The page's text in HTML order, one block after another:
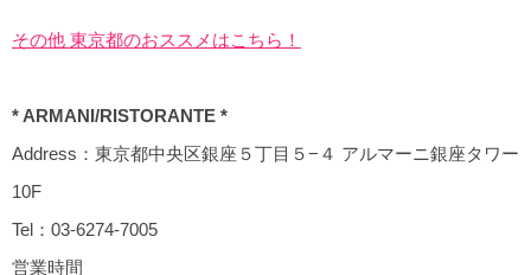
その他 東京都のおススメはこちら！
* ARMANI/RISTORANTE *
Address：東京都中央区銀座５丁目５−４ アルマーニ銀座タワー
10F
Tel：03-6274-7005
営業時間